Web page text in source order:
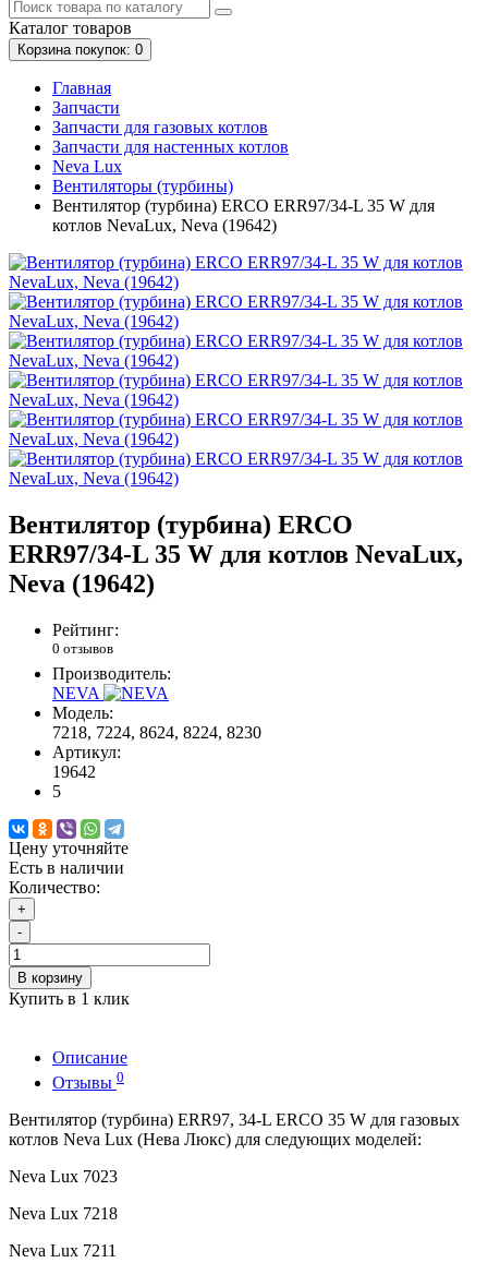
Каталог товаров
Корзинапокупок: 0
Главная
Запчасти
Запчасти для газовых котлов
Запчасти для настенных котлов
Neva Lux
Вентиляторы (турбины)
Вентилятор (турбина) ERCO ERR97/34-L 35 W для
котлов NevaLux, Neva (19642)
Вентилятор (турбина) ERCO
ERR97/34-L 35 W для котлов NevaLux,
Neva (19642)
Рейтинг:
0 отзывов
Производитель:
NEVA
Модель:
7218, 7224, 8624, 8224, 8230
Артикул:
19642
5
Цену уточняйте
Есть в наличии
Количество:
+
-
В корзину
Купить в 1 клик
Описание
Отзывы 0
Вентилятор (турбина) ERR97, 34-L ERCO 35 W для газовых
котлов Neva Lux (Нева Люкс) для следующих моделей:
Neva Lux 7023
Neva Lux 7218
Neva Lux 7211